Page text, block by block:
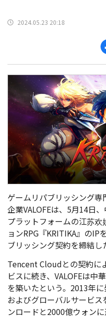
2024.05.23 20:18
ゲームリパブリッシング
企業VALOFEは、5月14日
プラットフォームの江苏
ョンRPG『KRITIKA』の
ブリッシング契約を締結し
Tencent Cloudとの契約に
ビスに続き、VALOFEは中
を築いたという。2013年
およびグローバルサービ
ンロードと2000億ウォン